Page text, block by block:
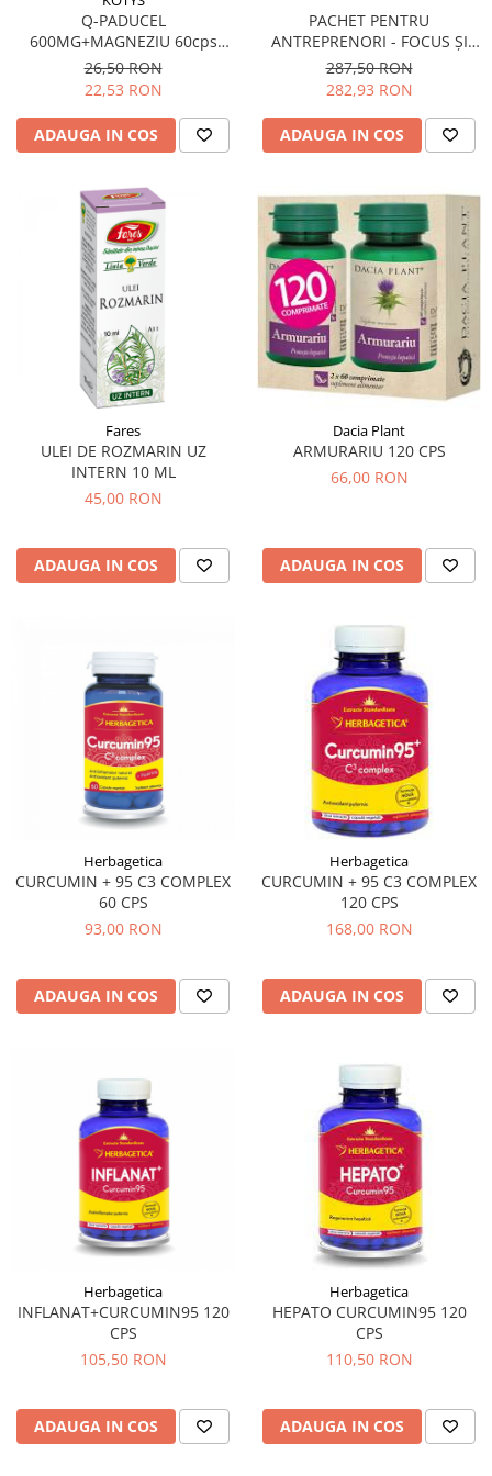
Digestie lentă
Echilibrare floră intestinală
Echilibru hormonal femei
Entorse, Luxații
Faringită
Fibrom Uterin
Flatulență
Greață, Vărsături
Gripa si raceala
Imunitate
Imunostimulator
Infecții urinare
Infecții virale
Infertilitate femei
Infertilitate masculină
Inflamatii
Insomnie
Insuficiență cardiacă
Laringospasm
Leucoree
Menopauza
Parazitoză digestivă
Piele, par si unghii
Pneumonie
Prostatită
Reflux Gastro-Esofagian
Remineralizare
Sindromul colonului iritabil
Q-PADUCEL
600MG+MAGNEZIU 60cps
KOTYS
26,50 RON
22,53 RON
ADAUGA IN COS
PACHET PENTRU
ANTREPRENORI - FOCUS ȘI
ENERGIE ZILNICĂ
287,50 RON
282,93 RON
ADAUGA IN COS
Fares
ULEI DE ROZMARIN UZ
INTERN 10 ML
45,00 RON
ADAUGA IN COS
Dacia Plant
ARMURARIU 120 CPS
66,00 RON
ADAUGA IN COS
Herbagetica
CURCUMIN + 95 C3 COMPLEX
60 CPS
93,00 RON
ADAUGA IN COS
Herbagetica
CURCUMIN + 95 C3 COMPLEX
120 CPS
168,00 RON
ADAUGA IN COS
Herbagetica
INFLANAT+CURCUMIN95 120
CPS
105,50 RON
ADAUGA IN COS
Herbagetica
HEPATO CURCUMIN95 120
CPS
110,50 RON
ADAUGA IN COS